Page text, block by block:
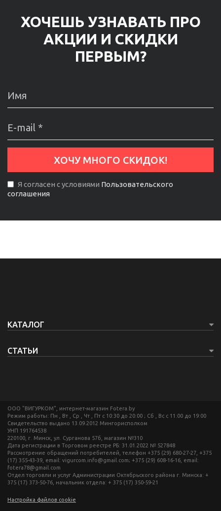
ХОЧЕШЬ УЗНАВАТЬ ПРО
АКЦИИ И СКИДКИ
ПЕРВЫМ?
Я согласен с условиями Пользовательского
соглашения
КАТАЛОГ
СТАТЬИ
ООО "ВИГУРКОМ", интернет-магазин Fotera.by
Режим работы: Пн , Вт , Ср , Чт , Пт c 10:30 до 20:00 ; Сб , Вс c 11:00 до 19:00
Свидетельство выдано 13.09.2012 Мингорисполком
УНП 191764538
220100, г. Минск, ул. Сурганова 57б, магазин №310
Дата регистрации в Торговом реестре РБ: 31.01.2022 № 527848
Рассмотрение обращений потребителей, телефон +375 (29) 680-27-27, +375
(17) 355-43-39, email: vigurcom.info@gmail.com; +375 (29) 608-16-16, email:
fotera78@gmail.com
Отдел торговли и услуг Администрации Октябрьского района г. Минска: +
375 (17) 373-50-76, начальник отдела: + 375 (17) 350-59-21
Настройка файлов cookie